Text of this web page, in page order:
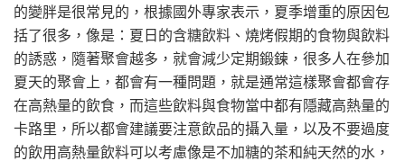
的變胖是很常見的，根據國外專家表示，夏季增重的原因包
括了很多，像是：夏日的含糖飲料、燒烤假期的食物與飲料
的誘惑，隨著聚會越多，就會減少定期鍛鍊，很多人在參加
夏天的聚會上，都會有一種問題，就是通常這樣聚會都會存
在高熱量的飲食，而這些飲料與食物當中都有隱藏高熱量的
卡路里，所以都會建議要注意飲品的攝入量，以及不要過度
的飲用高熱量飲料可以考慮像是不加糖的茶和純天然的水，